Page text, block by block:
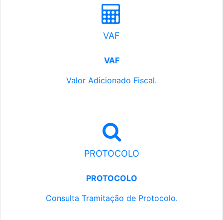
VAF
VAF
Valor Adicionado Fiscal.
PROTOCOLO
PROTOCOLO
Consulta Tramitação de Protocolo.